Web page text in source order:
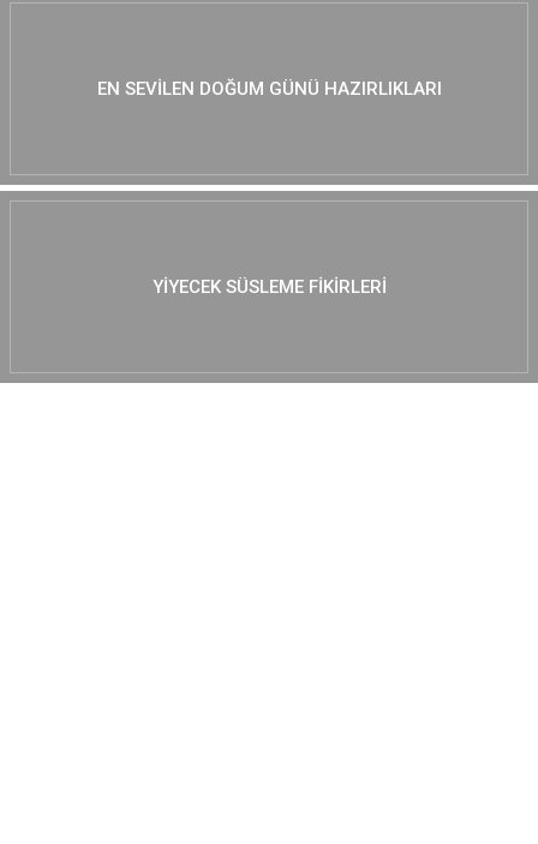
EN SEVILEN DOĞUM GÜNÜ HAZIRLIKLARI
YIYECEK SÜSLEME FIKIRLERI